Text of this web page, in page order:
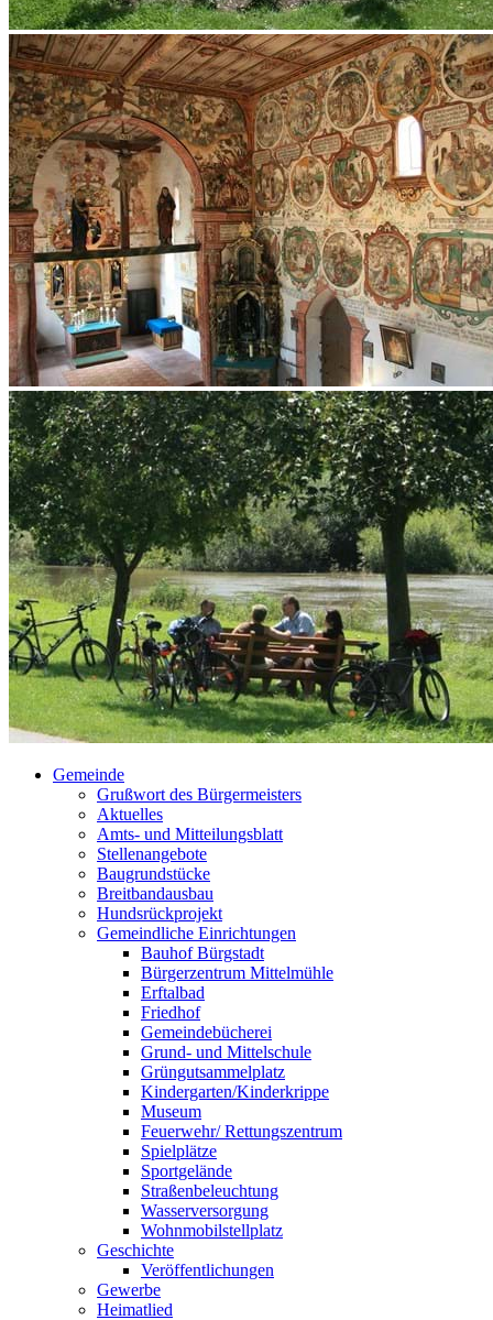
Gemeinde
Grußwort des Bürgermeisters
Aktuelles
Amts- und Mitteilungsblatt
Stellenangebote
Baugrundstücke
Breitbandausbau
Hundsrückprojekt
Gemeindliche Einrichtungen
Bauhof Bürgstadt
Bürgerzentrum Mittelmühle
Erftalbad
Friedhof
Gemeindebücherei
Grund- und Mittelschule
Grüngutsammelplatz
Kindergarten/Kinderkrippe
Museum
Feuerwehr/ Rettungszentrum
Spielplätze
Sportgelände
Straßenbeleuchtung
Wasserversorgung
Wohnmobilstellplatz
Geschichte
Veröffentlichungen
Gewerbe
Heimatlied